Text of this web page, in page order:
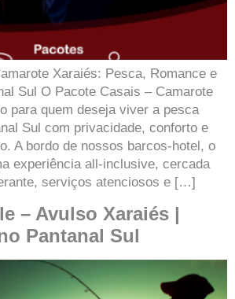
Xaraiés: Pesca, Romance e
Sul O Pacote Casais – Camarote
para quem deseja viver a pesca
Sul com privacidade, conforto e
A bordo de nossos barcos-hotel, o
experiência all-inclusive, cercada
serviços atenciosos e […]
– Avulso Xaraiés |
Pantanal Sul